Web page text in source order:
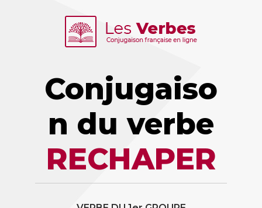
Conjugaiso
n du verbe
RECHAPER